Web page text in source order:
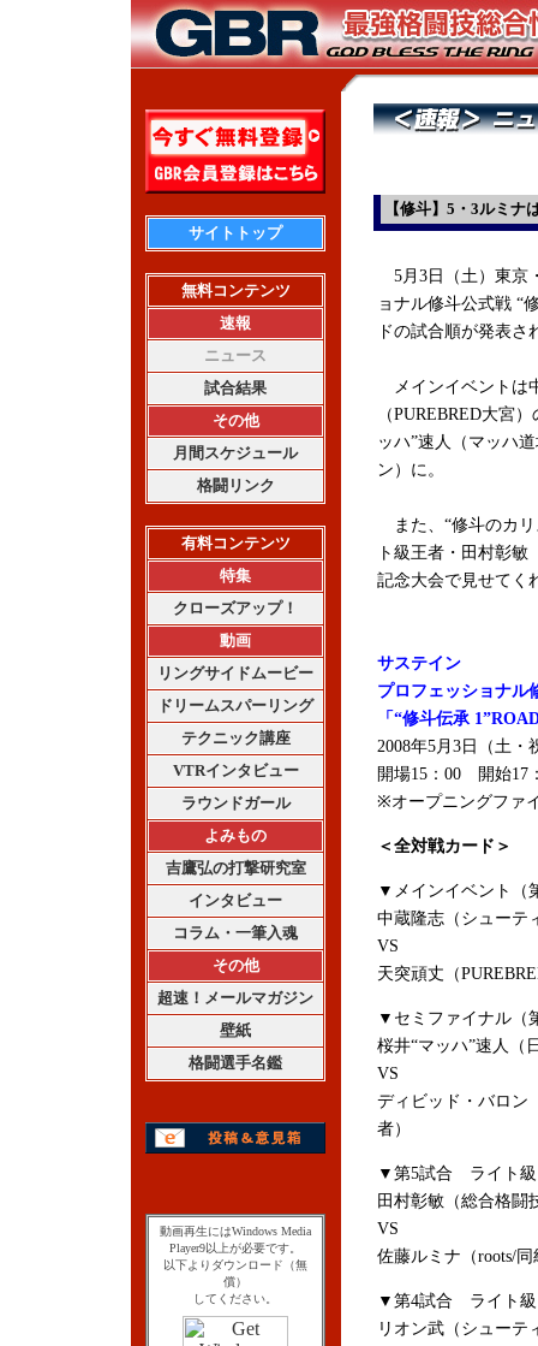
サイトトップ
無料コンテンツ
速報
ニュース
試合結果
その他
月間スケジュール
格闘リンク
有料コンテンツ
特集
クローズアップ！
動画
リングサイドムービー
ドリームスパーリング
テクニック講座
VTRインタビュー
ラウンドガール
よみもの
吉鷹弘の打撃研究室
インタビュー
コラム・一筆入魂
その他
超速！メールマガジン
壁紙
格闘選手名鑑
動画再生にはWindows Media
Player9以上が必要です。
以下よりダウンロード（無
償）
してください。
【修斗】5・3ルミ
5月3日（土）東京
ョナル修斗公式戦 “
ドの試合順が発表さ
メインイベントは
（PUREBRED大宮）
ッハ”速人（マッハ
ン） に。
また、“修斗のカリ
ト級王者・田村彰敏
記念大会で見せてく
サステイン
プロフェッショナル
「“修斗伝承
2008年5月3日（土・
開場15：00 開始17
※オープニングファ
＜全対戦カード＞
▼メインイベント（
中蔵隆志（シューテ
VS
天突頑丈（
▼セミファイナル
桜井“マッハ”速人（
VS
ディビッド・バロン
者）
▼第5試合 ライト
田村彰敏（総合格闘
VS
佐藤ルミナ（roots/
▼第4試合 ライト
リオン武（シューテ